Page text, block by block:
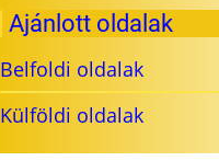
Ajánlott oldalak
Belfoldi oldalak
Külföldi oldalak